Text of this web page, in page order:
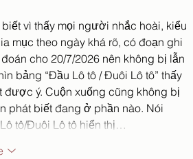
vì thấy mọi người nhắc hoài, kiểu
mục theo ngày khá rõ, có đoạn ghi
cho 20/7/2026 nên không bị lẫn
bảng “Đầu Lô tô / Đuôi Lô tô” thấy
ý. Cuộn xuống cũng không bị
phát biết đang ở phần nào. Nói
tô/Đuôi Lô tô hiển thị…